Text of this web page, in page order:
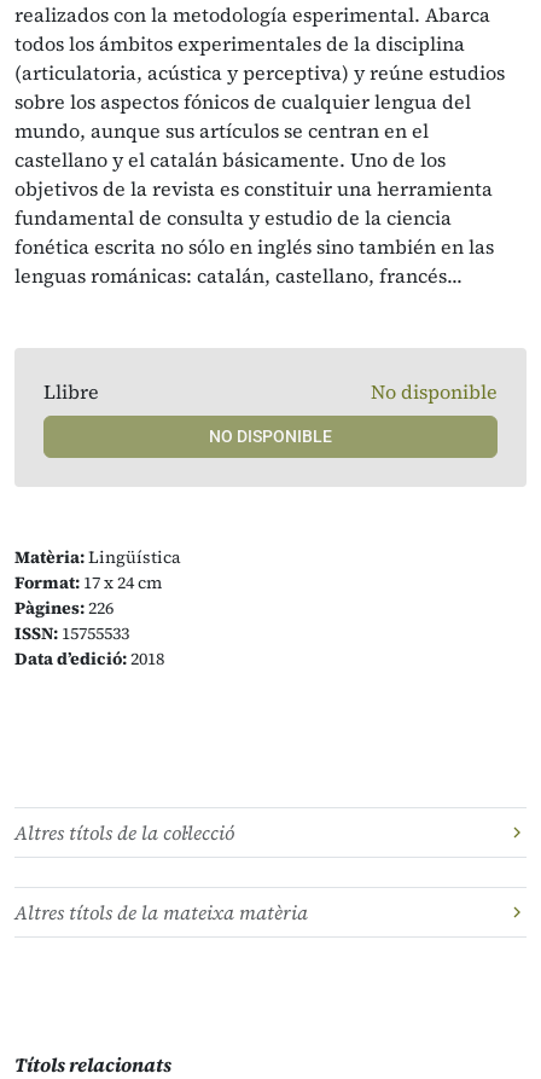
realizados con la metodología esperimental. Abarca
todos los ámbitos experimentales de la disciplina
(articulatoria, acústica y perceptiva) y reúne estudios
sobre los aspectos fónicos de cualquier lengua del
mundo, aunque sus artículos se centran en el
castellano y el catalán básicamente. Uno de los
objetivos de la revista es constituir una herramienta
fundamental de consulta y estudio de la ciencia
fonética escrita no sólo en inglés sino también en las
lenguas románicas: catalán, castellano, francés...
Matèria:Lingüística
Format: 17 x 24 cm
Pàgines:226
ISSN: 15755533
Data d’edició:2018
Llibre No disponible
NO DISPONIBLE
Altres títols de la col·lecció
Altres títols de la mateixa matèria
Títols relacionats